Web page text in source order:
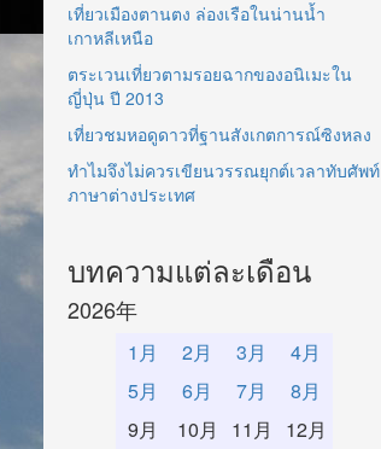
เที่ยวเมืองตานตง ล่องเรือในน่านน้ำ
เกาหลีเหนือ
ตระเวนเที่ยวตามรอยฉากของอนิเมะใน
ญี่ปุ่น ปี 2013
เที่ยวชมหอดูดาวที่ฐานสังเกตการณ์ซิงหลง
ทำไมจึงไม่ควรเขียนวรรณยุกต์เวลาทับศัพท์
ภาษาต่างประเทศ
บทความแต่ละเดือน
2026年
1月 2月 3月
4月
5月
6月 7月
8月
9月
10月 11月 12月